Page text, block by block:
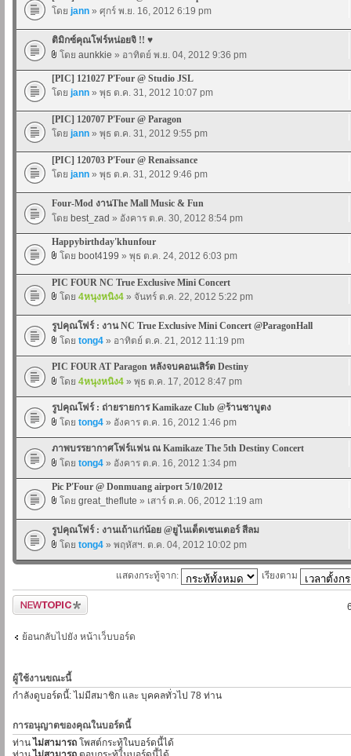
โดย jann » ศุกร์ พ.ย. 16, 2012 6:19 pm
ติมิกซ์คุณโฟร์หน่อยจิ !! ♥
โดย aunkkie » อาทิตย์ พ.ย. 04, 2012 9:36 pm
[PIC] 121027 P'Four @ Studio JSL
โดย jann » พุธ ต.ค. 31, 2012 10:07 pm
[PIC] 120707 P'Four @ Paragon
โดย jann » พุธ ต.ค. 31, 2012 9:55 pm
[PIC] 120703 P'Four @ Renaissance
โดย jann » พุธ ต.ค. 31, 2012 9:46 pm
Four-Mod งานThe Mall Music & Fun
โดย best_zad » อังคาร ต.ค. 30, 2012 8:54 pm
Happybirthday'khunfour
โดย boot4199 » พุธ ต.ค. 24, 2012 6:03 pm
PIC FOUR NC True Exclusive Mini Concert
โดย 4หนุงหนิง4 » จันทร์ ต.ค. 22, 2012 5:22 pm
รูปคุณโฟร์ : งาน NC True Exclusive Mini Concert @ParagonHall
โดย tong4 » อาทิตย์ ต.ค. 21, 2012 11:19 pm
PIC FOUR AT Paragon หลังจบคอนเสิร์ต Destiny
โดย 4หนุงหนิง4 » พุธ ต.ค. 17, 2012 8:47 pm
รูปคุณโฟร์ : ถ่ายรายการ Kamikaze Club @ร้านชาบูตง
โดย tong4 » อังคาร ต.ค. 16, 2012 1:46 pm
ภาพบรรยากาศโฟร์แฟน ณ Kamikaze The 5th Destiny Concert
โดย tong4 » อังคาร ต.ค. 16, 2012 1:34 pm
Pic P'Four @ Donmuang airport 5/10/2012
โดย great_theflute » เสาร์ ต.ค. 06, 2012 1:19 am
รูปคุณโฟร์ : งานเถ้าแก่น้อย @ยูไนเต็ดเซนเตอร์ สีลม
โดย tong4 » พฤหัสฯ. ต.ค. 04, 2012 10:02 pm
แสดงกระทู้จาก: เรียงตาม
ตั้งกระทู้ใหม่
ย้อนกลับไปยัง หน้าเว็บบอร์ด
ผู้ใช้งานขณะนี้
กำลังดูบอร์ดนี้: ไม่มีสมาชิก และ บุคคลทั่วไป 78 ท่าน
การอนุญาตของคุณในบอร์ดนี้
ท่าน ไม่สามารถ โพสต์กระทู้ในบอร์ดนี้ได้